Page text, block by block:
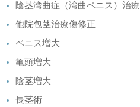
陰茎湾曲症（湾曲ペニス）治療
他院包茎治療傷修正
ペニス増大
亀頭増大
陰茎増大
長茎術